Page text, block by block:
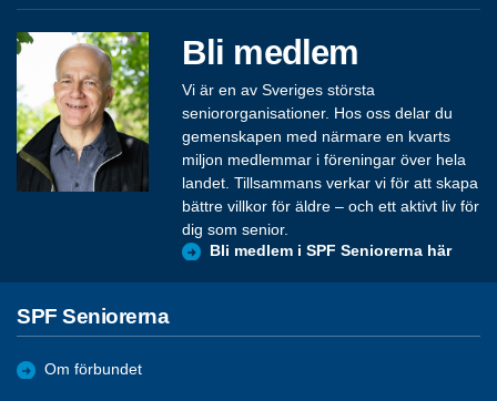
Bli medlem
Vi är en av Sveriges största
seniororganisationer. Hos oss delar du
gemenskapen med närmare en kvarts
miljon medlemmar i föreningar över hela
landet. Tillsammans verkar vi för att skapa
bättre villkor för äldre – och ett aktivt liv för
dig som senior.
Bli medlem i SPF Seniorerna här
SPF Seniorerna
Om förbundet